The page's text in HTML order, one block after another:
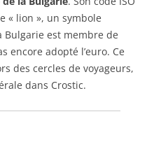
« lion », un symbole
est membre de
encore adopté l’euro. Ce
des cercles de voyageurs,
dans Crostic.